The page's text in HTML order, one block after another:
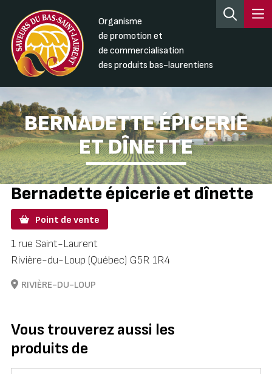
Organisme
de promotion et
de commercialisation
des produits bas-laurentiens
BERNADETTE ÉPICERIE
ET DÎNETTE
Bernadette épicerie et dînette
Point de vente
1 rue Saint-Laurent
Rivière-du-Loup (Québec) G5R 1R4
RIVIÈRE-DU-LOUP
Vous trouverez aussi les
produits de